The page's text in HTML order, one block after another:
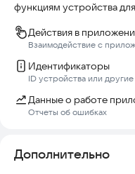
функциям устройства
Действия в
Взаимодействие с
Идентификаторы
ID устройства или
Данные о работе
Отчеты об ошибках
Дополнительно